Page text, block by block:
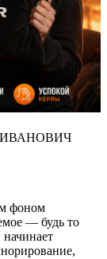
ИВАНОВИЧ
фоном
— будь то